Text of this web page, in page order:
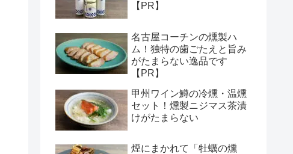
【PR】
名古屋コーチンの燻製ハ
ム！独特の歯ごたえと旨み
がたまらない逸品です
【PR】
甲州ワイン鱒の冷燻・温燻
セット！燻製ニジマス茶漬
けがたまらない
煙にまかれて「牡蠣の燻